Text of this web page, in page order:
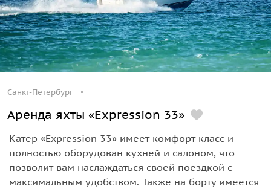
Санкт-Петербург
Аренда яхты «Expression 33»
Катер «Expression 33» имеет комфорт-класс и
полностью оборудован кухней и салоном, что
позволит вам наслаждаться своей поездкой с
максимальным удобством. Также на борту имеется